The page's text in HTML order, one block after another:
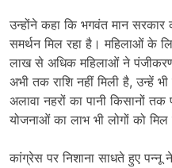
उन्होंने कहा कि भगवंत मान
समर्थन मिल रहा है। महिलाओं के
लाख से अधिक महिलाओं ने पंजीकरण
अभी तक राशि नहीं मिली है, उन्हें
अलावा नहरों का पानी किसानों
योजनाओं का लाभ भी लोगों को मिल
कांग्रेस पर निशाना साधते हुए पन्नू